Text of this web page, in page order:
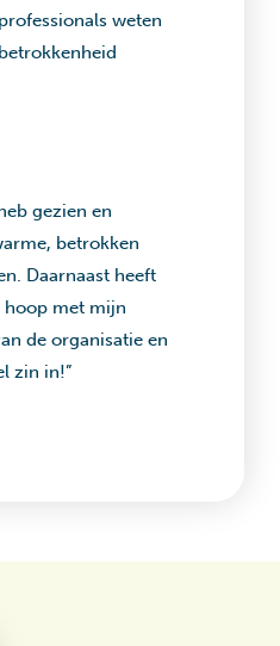
weten
gezien en
betrokken
Daarnaast heeft
hoop met mijn
de organisatie en
zin in!”